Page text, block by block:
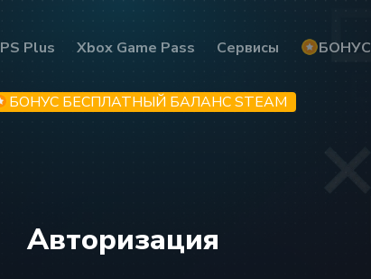
PS Plus Xbox Game Pass Сервисы БОНУС
БОНУС БЕСПЛАТНЫЙ БАЛАНС STEAM
Авторизация